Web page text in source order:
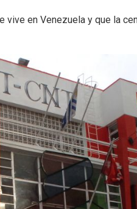
vive en Venezuela y que la